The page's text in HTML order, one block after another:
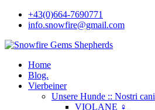
+43(0)664-7690771
info.snowfire@gmail.com
Home
Blog.
Vierbeiner
Unsere Hunde :: Nostri cani
VIOLANE ♀